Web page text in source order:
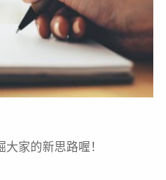
大家的新思路喔！